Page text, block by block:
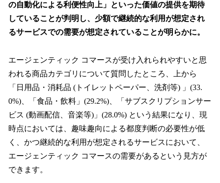
の自動化による利便性向上」といった価値の提供を期待
していることが判明し、少額で継続的な利用が想定され
るサービスでの需要が想定されていることが明らかに。
エージェンティック コマースが受け入れられやすいと思
われる商品カテゴリについて質問したところ、上から
「日用品・消耗品 (トイレットペーパー、洗剤等) 」(33.
0%)、「食品・飲料」(29.2%)、「サブスクリプションサー
ビス (動画配信、音楽等)」(28.0%) という結果になり、現
時点においては、趣味趣向による都度判断の必要性が低
く、かつ継続的な利用が想定されるサービスにおいて、
エージェンティック コマースの需要があるという見方が
できます。